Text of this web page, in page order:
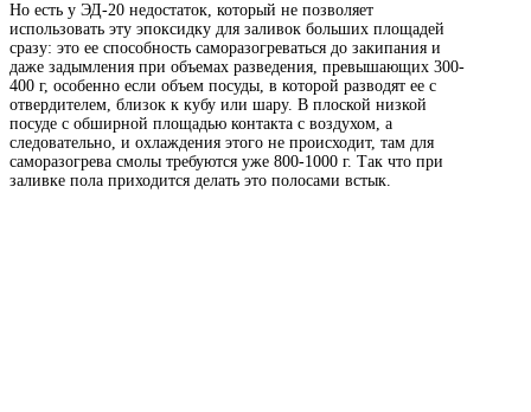
Но есть у ЭД-20 недостаток, который не позволяет
использовать эту эпоксидку для заливок больших площадей
сразу: это ее способность саморазогреваться до закипания и
даже задымления при объемах разведения, превышающих 300-
400 г, особенно если объем посуды, в которой разводят ее с
отвердителем, близок к кубу или шару. В плоской низкой
посуде с обширной площадью контакта с воздухом, а
следовательно, и охлаждения этого не происходит, там для
саморазогрева смолы требуются уже 800-1000 г. Так что при
заливке пола приходится делать это полосами встык.